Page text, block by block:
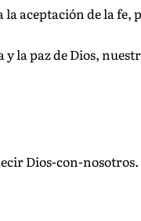
aceptación de la
la paz de Dios,
Dios-con-nosotros.